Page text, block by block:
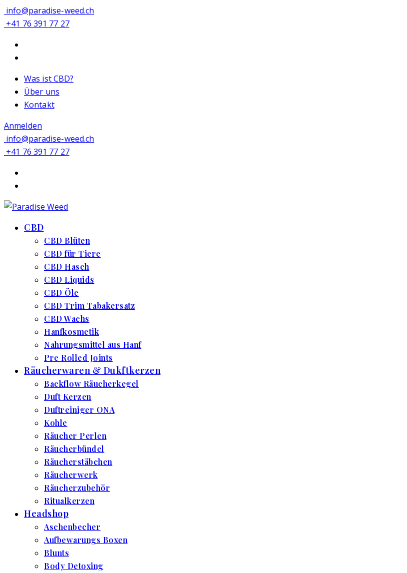
info@paradise-weed.ch
+41 76 391 77 27
Was ist CBD?
Über uns
Kontakt
Anmelden
info@paradise-weed.ch
+41 76 391 77 27
CBD
CBD Blüten
CBD für Tiere
CBD Hasch
CBD Liquids
CBD Öle
CBD Trim Tabakersatz
CBD Wachs
Hanfkosmetik
Nahrungsmittel aus Hanf
Pre Rolled Joints
Räucherwaren & Dukftkerzen
Backflow Räucherkegel
Duft Kerzen
Duftreiniger ONA
Kohle
Räucher Perlen
Räucherbündel
Räucherstäbchen
Räucherwerk
Räucherzubehör
Ritualkerzen
Headshop
Aschenbecher
Aufbewarungs Boxen
Blunts
Body Detoxing